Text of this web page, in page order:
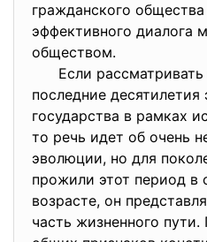
гражданского
эффективного диалога
обществом.
Если рассматривать
последние
государства в рамках
то речь идет об очень
эволюции, но для
прожили этот период в
возрасте, он
часть жизненного